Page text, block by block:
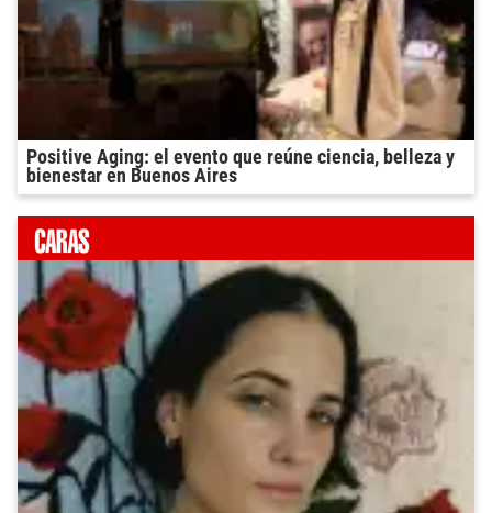
Positive Aging: el evento que reúne ciencia, belleza y
bienestar en Buenos Aires